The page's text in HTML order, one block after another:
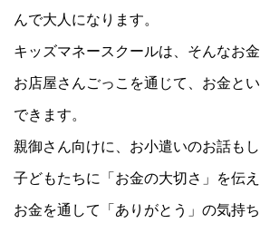
んで大人になります。
キッズマネースクールは、そんなお
お店屋さんごっこを通じて、お金と
できます。
親御さん向けに、お小遣いのお話もし
子どもたちに「お金の大切さ」を伝
お金を通して「ありがとう」の気持